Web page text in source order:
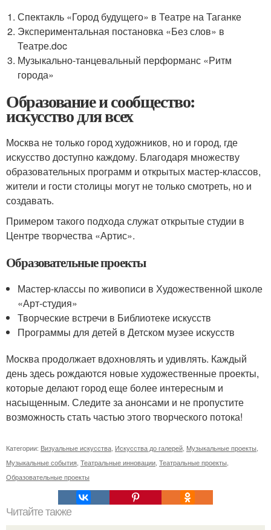
Спектакль «Город будущего» в Театре на Таганке
Экспериментальная постановка «Без слов» в
Театре.doc
Музыкально-танцевальный перформанс «Ритм
города»
Образование и сообщество:
искусство для всех
Москва не только город художников, но и город, где
искусство доступно каждому. Благодаря множеству
образовательных программ и открытых мастер-классов,
жители и гости столицы могут не только смотреть, но и
создавать.
Примером такого подхода служат открытые студии в
Центре творчества «Артис».
Образовательные проекты
Мастер-классы по живописи в Художественной школе
«Арт-студия»
Творческие встречи в Библиотеке искусств
Программы для детей в Детском музее искусств
Москва продолжает вдохновлять и удивлять. Каждый
день здесь рождаются новые художественные проекты,
которые делают город еще более интересным и
насыщенным. Следите за анонсами и не пропустите
возможность стать частью этого творческого потока!
Категории: Визуальные искусства Искусства до галерей Музыкальные проекты
Музыкальные события Театральные инновации Театральные проекты
Образовательные проекты
Читайте также